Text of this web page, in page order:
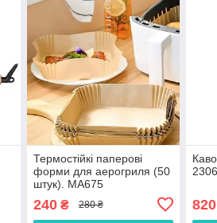
Термостійкі паперові
форми для аерогриля (50
штук). MA675
240₴ 280 ₴ 820